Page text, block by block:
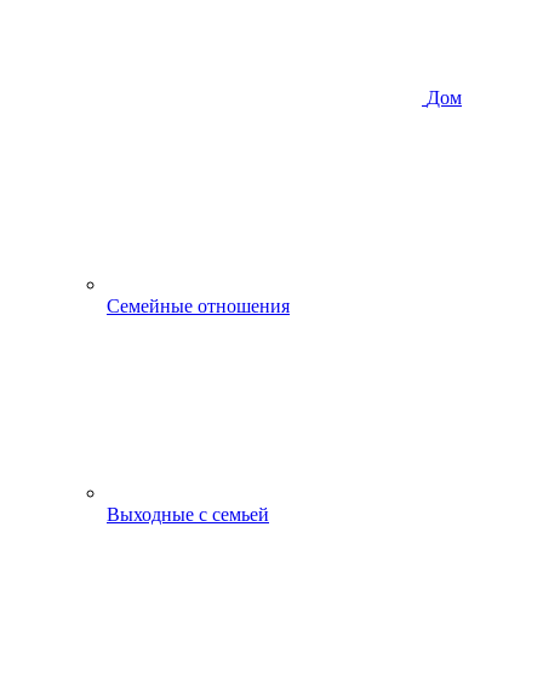
Дом
Семейные отношения
Выходные с семьей